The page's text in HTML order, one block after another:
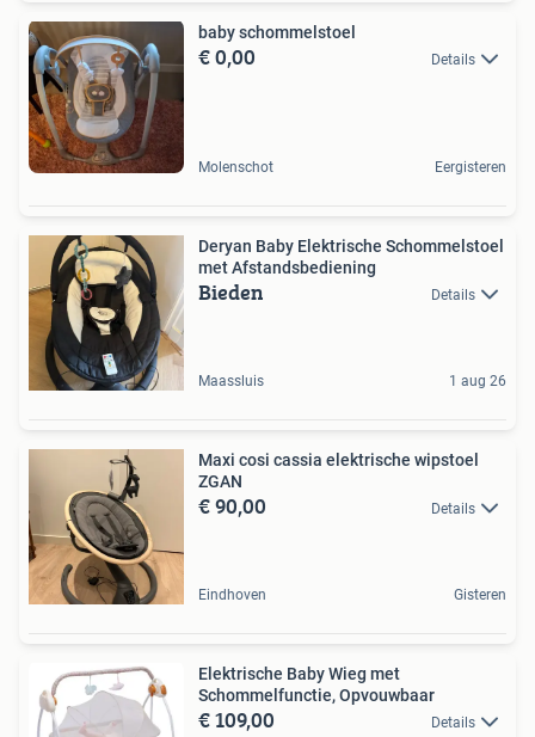
baby schommelstoel
€ 0,00 Details
Molenschot Eergisteren
Deryan Baby Elektrische Schommelstoel
met Afstandsbediening
Bieden Details
Maassluis 1 aug 26
Maxi cosi cassia elektrische wipstoel
ZGAN
€ 90,00 Details
Eindhoven Gisteren
Elektrische Baby Wieg met
Schommelfunctie, Opvouwbaar
€ 109,00 Details